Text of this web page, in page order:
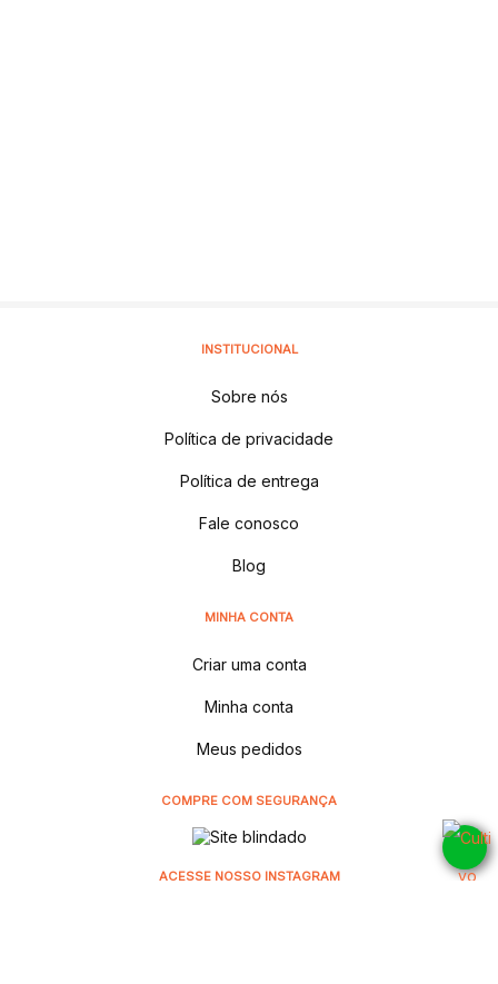
INSTITUCIONAL
Sobre nós
Política de privacidade
Política de entrega
Fale conosco
Blog
MINHA CONTA
Criar uma conta
Minha conta
Meus pedidos
COMPRE COM SEGURANÇA
ACESSE NOSSO INSTAGRAM